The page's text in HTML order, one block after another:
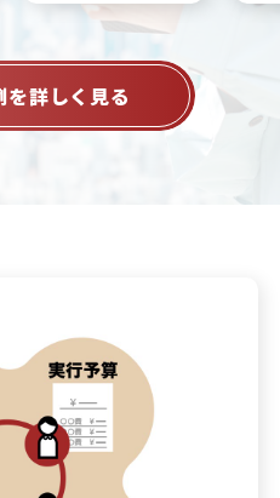
詳しく見る